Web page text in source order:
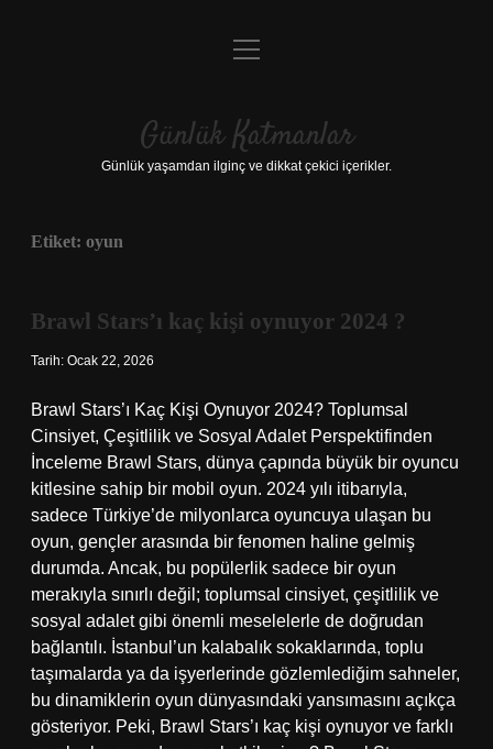
Anasayfa
Yasal Uyarı
menüyü
Günlük Katmanlar
Günlük yaşamdan ilginç ve dikkat çekici içerikler.
Etiket: oyun
Brawl Stars’ı kaç kişi oynuyor 2024 ?
Tarih: Ocak 22, 2026
Brawl Stars’ı Kaç Kişi Oynuyor 2024? Toplumsal
Cinsiyet, Çeşitlilik ve Sosyal Adalet Perspektifinden
İnceleme Brawl Stars, dünya çapında büyük bir oyuncu
kitlesine sahip bir mobil oyun. 2024 yılı itibarıyla,
sadece Türkiye’de milyonlarca oyuncuya ulaşan bu
oyun, gençler arasında bir fenomen haline gelmiş
durumda. Ancak, bu popülerlik sadece bir oyun
merakıyla sınırlı değil; toplumsal cinsiyet, çeşitlilik ve
sosyal adalet gibi önemli meselelerle de doğrudan
bağlantılı. İstanbul’un kalabalık sokaklarında, toplu
taşımalarda ya da işyerlerinde gözlemlediğim sahneler,
bu dinamiklerin oyun dünyasındaki yansımasını açıkça
gösteriyor. Peki, Brawl Stars’ı kaç kişi oynuyor ve farklı